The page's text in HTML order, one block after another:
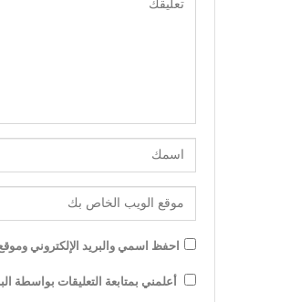
احفظ اسمي والبريد الإلكتروني
أعلمني بمتابعة التعليقات بواسطة